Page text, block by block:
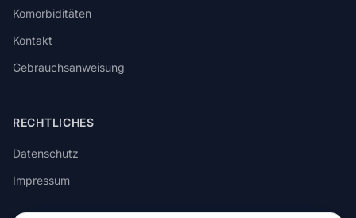
Komorbiditäten
Kontakt
Gebrauchsanweisung
RECHTLICHES
Datenschutz
Impressum